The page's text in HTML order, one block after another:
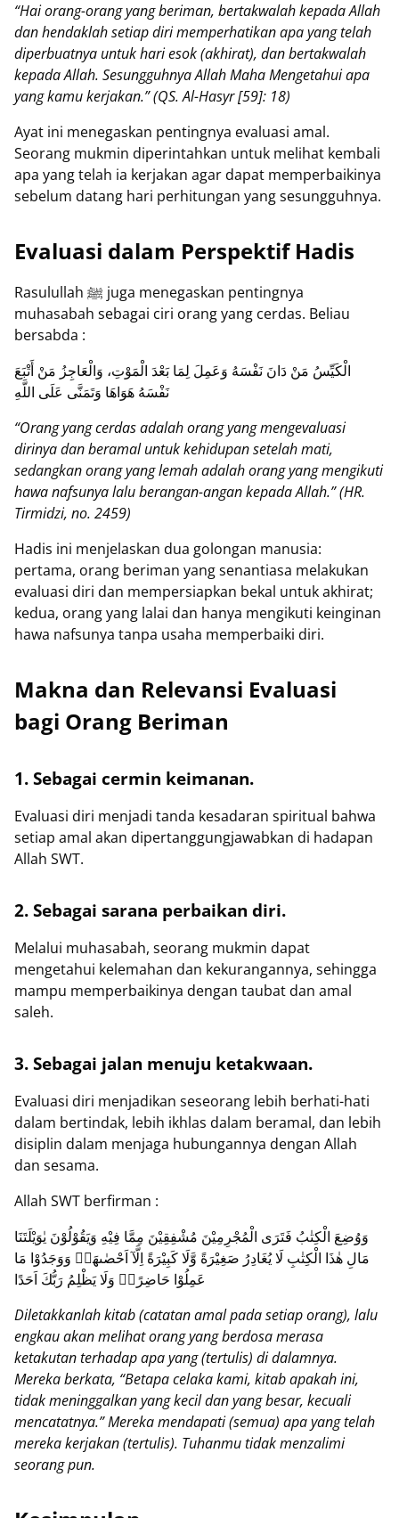
“Hai orang-orang yang beriman, bertakwalah kepada Allah
dan hendaklah setiap diri memperhatikan apa yang telah
diperbuatnya untuk hari esok (akhirat), dan bertakwalah
kepada Allah. Sesungguhnya Allah Maha Mengetahui apa
yang kamu kerjakan.” (QS. Al-Hasyr [59]: 18)
Ayat ini menegaskan pentingnya evaluasi amal.
Seorang mukmin diperintahkan untuk melihat kembali
apa yang telah ia kerjakan agar dapat memperbaikinya
sebelum datang hari perhitungan yang sesungguhnya.
Evaluasi dalam Perspektif Hadis
Rasulullah ﷺ juga menegaskan pentingnya
muhasabah sebagai ciri orang yang cerdas. Beliau
bersabda :
الْكَيِّسُ مَنْ دَانَ نَفْسَهُ وَعَمِلَ لِمَا بَعْدَ الْمَوْتِ، وَالْعَاجِزُ مَنْ أَتْبَعَ
نَفْسَهُ هَوَاهَا وَتَمَنَّى عَلَى اللَّهِ
“Orang yang cerdas adalah orang yang mengevaluasi
dirinya dan beramal untuk kehidupan setelah mati,
sedangkan orang yang lemah adalah orang yang mengikuti
hawa nafsunya lalu berangan-angan kepada Allah.” (HR.
Tirmidzi, no. 2459)
Hadis ini menjelaskan dua golongan manusia:
pertama, orang beriman yang senantiasa melakukan
evaluasi diri dan mempersiapkan bekal untuk akhirat;
kedua, orang yang lalai dan hanya mengikuti keinginan
hawa nafsunya tanpa usaha memperbaiki diri.
Makna dan Relevansi Evaluasi
bagi Orang Beriman
1. Sebagai cermin keimanan.
Evaluasi diri menjadi tanda kesadaran spiritual bahwa
setiap amal akan dipertanggungjawabkan di hadapan
Allah SWT.
2. Sebagai sarana perbaikan diri.
Melalui muhasabah, seorang mukmin dapat
mengetahui kelemahan dan kekurangannya, sehingga
mampu memperbaikinya dengan taubat dan amal
saleh.
3. Sebagai jalan menuju ketakwaan.
Evaluasi diri menjadikan seseorang lebih berhati-hati
dalam bertindak, lebih ikhlas dalam beramal, dan lebih
disiplin dalam menjaga hubungannya dengan Allah
dan sesama.
Allah SWT berfirman :
وَوُضِعَ الْكِتٰبُ فَتَرَى الْمُجْرِمِيْنَ مُشْفِقِيْنَ مِمَّا فِيْهِ وَيَقُوْلُوْنَ يٰوَيْلَتَنَا
مَالِ هٰذَا الْكِتٰبِ لَا يُغَادِرُ صَغِيْرَةً وَّلَا كَبِيْرَةً اِلَّآ اَحْصٰىهَاۚ وَوَجَدُوْا مَا
عَمِلُوْا حَاضِرًاۗ وَلَا يَظْلِمُ رَبُّكَ اَحَدًا
Diletakkanlah kitab (catatan amal pada setiap orang), lalu
engkau akan melihat orang yang berdosa merasa
ketakutan terhadap apa yang (tertulis) di dalamnya.
Mereka berkata, “Betapa celaka kami, kitab apakah ini,
tidak meninggalkan yang kecil dan yang besar, kecuali
mencatatnya.” Mereka mendapati (semua) apa yang telah
mereka kerjakan (tertulis). Tuhanmu tidak menzalimi
seorang pun.